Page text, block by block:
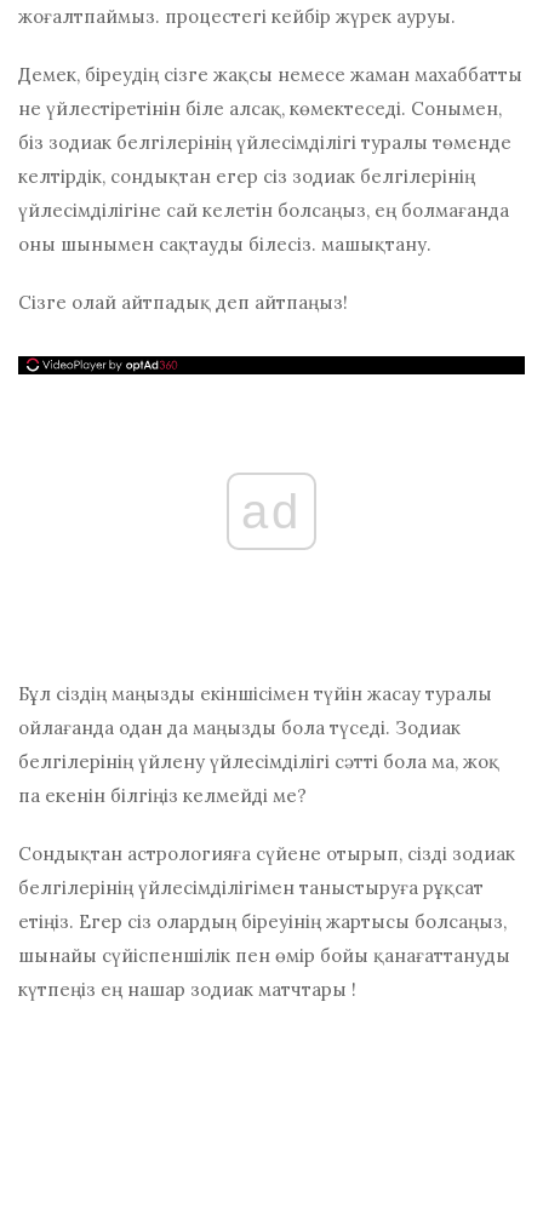
жоғалтпаймыз. процестегі кейбір жүрек ауруы.
Демек, біреудің сізге жақсы немесе жаман махаббатты
не үйлестіретінін біле алсақ, көмектеседі. Сонымен,
біз зодиак белгілерінің үйлесімділігі туралы төменде
келтірдік, сондықтан егер сіз зодиак белгілерінің
үйлесімділігіне сай келетін болсаңыз, ең болмағанда
оны шынымен сақтауды білесіз. машықтану.
Сізге олай айтпадық деп айтпаңыз!
ad
Бұл сіздің маңызды екіншісімен түйін жасау туралы
ойлағанда одан да маңызды бола түседі. Зодиак
белгілерінің үйлену үйлесімділігі сәтті бола ма, жоқ
па екенін білгіңіз келмейді ме?
Сондықтан астрологияға сүйене отырып, сізді зодиак
белгілерінің үйлесімділігімен таныстыруға рұқсат
етіңіз. Егер сіз олардың біреуінің жартысы болсаңыз,
шынайы сүйіспеншілік пен өмір бойы қанағаттануды
күтпеңіз ең нашар зодиак матчтары !